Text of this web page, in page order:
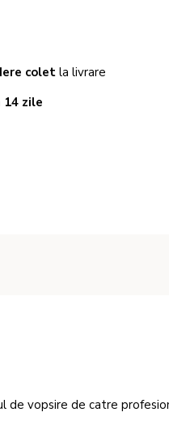
coletla livrare
14 zile
de vopsire de catre